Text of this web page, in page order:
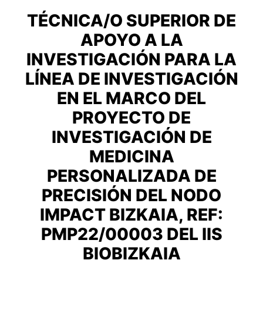
TÉCNICA/O SUPERIOR DE
APOYO A LA
INVESTIGACIÓN PARA LA
LÍNEA DE INVESTIGACIÓN
EN EL MARCO DEL
PROYECTO DE
INVESTIGACIÓN DE
MEDICINA
PERSONALIZADA DE
PRECISIÓN DEL NODO
IMPACT BIZKAIA, REF:
PMP22/00003 DEL IIS
BIOBIZKAIA